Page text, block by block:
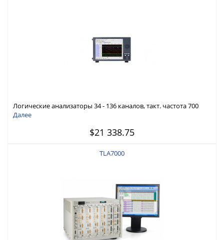
Логические анализаторы 34 - 136 каналов, такт. частота 700
МГц, длина записи 128 МБ, 12,5 ГГц синхр.
Далее
$21 338.75
TLA7000